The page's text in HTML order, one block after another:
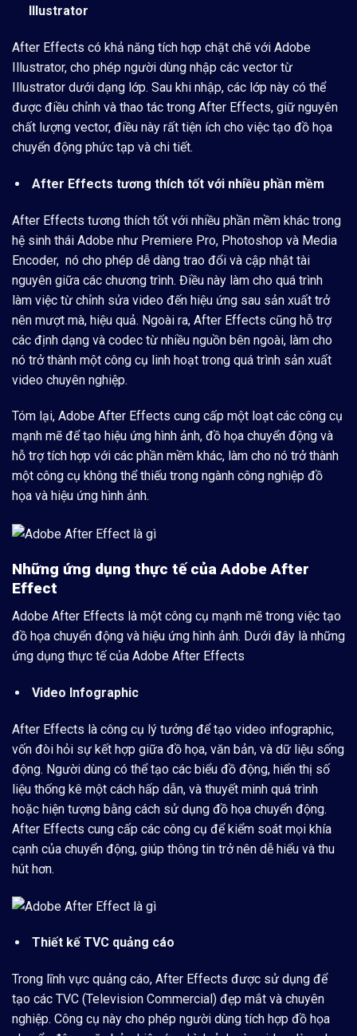
Illustrator
After Effects có khả năng tích hợp chặt chẽ với Adobe
Illustrator, cho phép người dùng nhập các vector từ
Illustrator dưới dạng lớp. Sau khi nhập, các lớp này có thể
được điều chỉnh và thao tác trong After Effects, giữ nguyên
chất lượng vector, điều này rất tiện ích cho việc tạo đồ họa
chuyển động phức tạp và chi tiết.
After Effects tương thích tốt với nhiều phần mềm
After Effects tương thích tốt với nhiều phần mềm khác trong
hệ sinh thái Adobe như Premiere Pro, Photoshop và Media
Encoder, nó cho phép dễ dàng trao đổi và cập nhật tài
nguyên giữa các chương trình. Điều này làm cho quá trình
làm việc từ chỉnh sửa video đến hiệu ứng sau sản xuất trở
nên mượt mà, hiệu quả. Ngoài ra, After Effects cũng hỗ trợ
các định dạng và codec từ nhiều nguồn bên ngoài, làm cho
nó trở thành một công cụ linh hoạt trong quá trình sản xuất
video chuyên nghiệp.
Tóm lại, Adobe After Effects cung cấp một loạt các công cụ
mạnh mẽ để tạo hiệu ứng hình ảnh, đồ họa chuyển động và
hỗ trợ tích hợp với các phần mềm khác, làm cho nó trở thành
một công cụ không thể thiếu trong ngành công nghiệp đồ
họa và hiệu ứng hình ảnh.
Những ứng dụng thực tế của Adobe After
Effect
Adobe After Effects là một công cụ mạnh mẽ trong việc tạo
đồ họa chuyển động và hiệu ứng hình ảnh. Dưới đây là những
ứng dụng thực tế của Adobe After Effects
Video Infographic
After Effects là công cụ lý tưởng để tạo video infographic,
vốn đòi hỏi sự kết hợp giữa đồ họa, văn bản, và dữ liệu sống
động. Người dùng có thể tạo các biểu đồ động, hiển thị số
liệu thống kê một cách hấp dẫn, và thuyết minh quá trình
hoặc hiện tượng bằng cách sử dụng đồ họa chuyển động.
After Effects cung cấp các công cụ để kiểm soát mọi khía
cạnh của chuyển động, giúp thông tin trở nên dễ hiểu và thu
hút hơn.
Thiết kế TVC quảng cáo
Trong lĩnh vực quảng cáo, After Effects được sử dụng để
tạo các TVC (Television Commercial) đẹp mắt và chuyên
nghiệp. Công cụ này cho phép người dùng tích hợp đồ họa